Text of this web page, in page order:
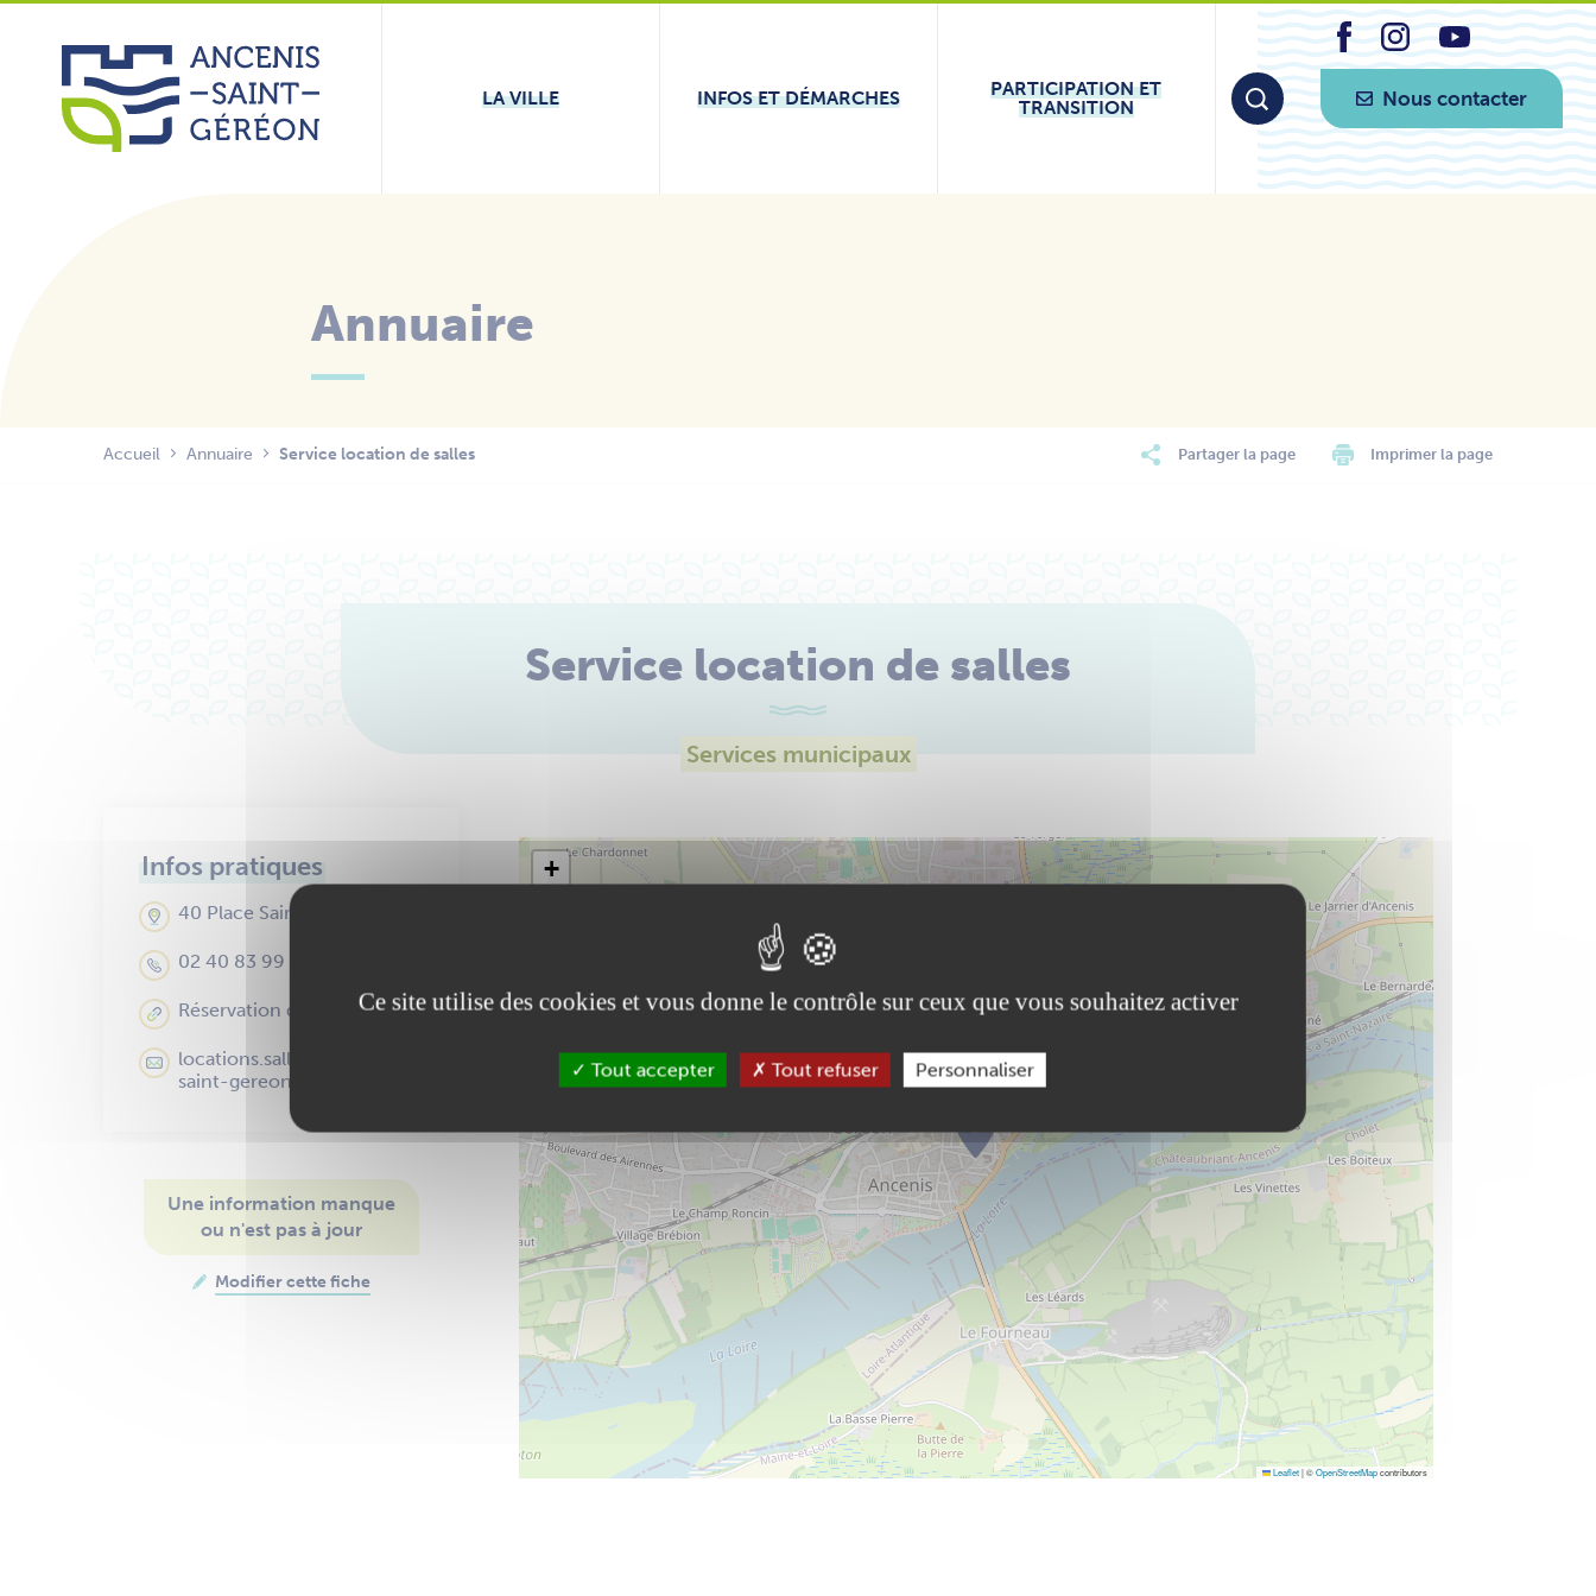
Aller
contenu
LA VILLE
INFOS ET DÉMARCHES
PARTICIPATION ET
TRANSITION
Nous contacter
Annuaire
Accueil Annuaire Service location de salles Partager la page Imprimer la page
Service location de salles
Services municipaux
Infos pratiques
40 Place Saint-Pierre
02 40 83 99 39
Réservation de salles en ligne
locations.salles@ancenis-
saint-gereon.fr
Une information manque
ou n'est pas à jour
Modifier cette fiche
+
Leaflet|©OpenStreetMapcontributors
Panneau de gestion des cookies
Ce site utilise des cookies et vous donne le contrôle sur ceux que vous souhaitez activer
Tout accepter Tout refuser Personnaliser